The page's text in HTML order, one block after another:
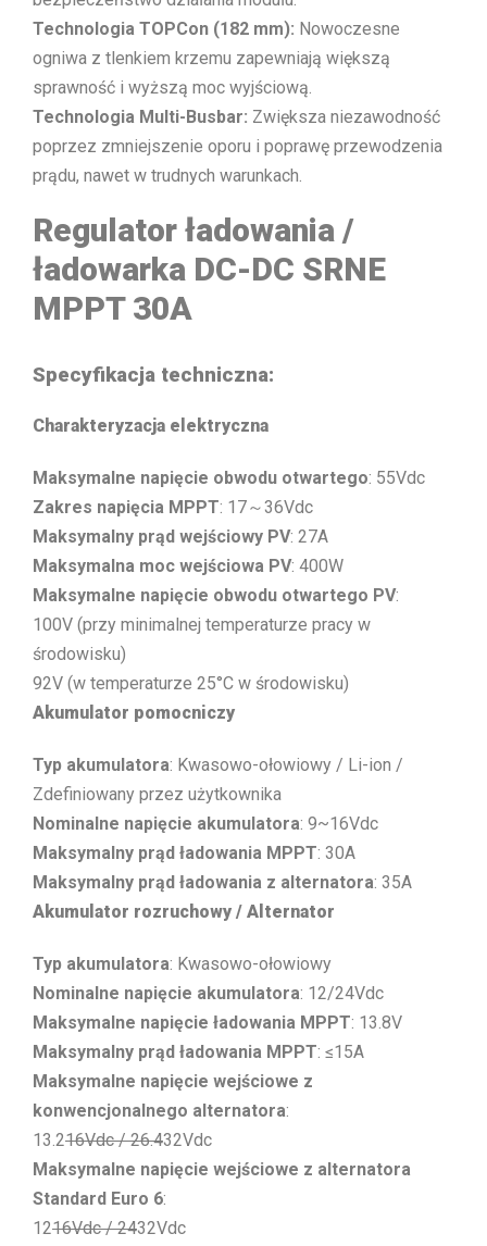
Technologia TOPCon (182 mm): Nowoczesne
ogniwa z tlenkiem krzemu zapewniają większą
sprawność i wyższą moc wyjściową.
Technologia Multi-Busbar: Zwiększa niezawodność
poprzez zmniejszenie oporu i poprawę przewodzenia
prądu, nawet w trudnych warunkach.
Regulator ładowania /
ładowarka DC-DC SRNE
MPPT 30A
Specyfikacja techniczna:
Charakteryzacja elektryczna
Maksymalne napięcie obwodu otwartego: 55Vdc
Zakres napięcia MPPT: 17～36Vdc
Maksymalny prąd wejściowy PV: 27A
Maksymalna moc wejściowa PV: 400W
Maksymalne napięcie obwodu otwartego PV:
100V (przy minimalnej temperaturze pracy w
środowisku)
92V (w temperaturze 25°C w środowisku)
Akumulator pomocniczy
Typ akumulatora: Kwasowo-ołowiowy / Li-ion /
Zdefiniowany przez użytkownika
Nominalne napięcie akumulatora: 9~16Vdc
Maksymalny prąd ładowania MPPT: 30A
Maksymalny prąd ładowania z alternatora: 35A
Akumulator rozruchowy / Alternator
Typ akumulatora: Kwasowo-ołowiowy
Nominalne napięcie akumulatora: 12/24Vdc
Maksymalne napięcie ładowania MPPT: 13.8V
Maksymalny prąd ładowania MPPT: ≤15A
Maksymalne napięcie wejściowe z
konwencjonalnego alternatora:
13.216Vdc / 26.432Vdc
Maksymalne napięcie wejściowe z alternatora
Standard Euro 6:
1216Vdc / 2432Vdc